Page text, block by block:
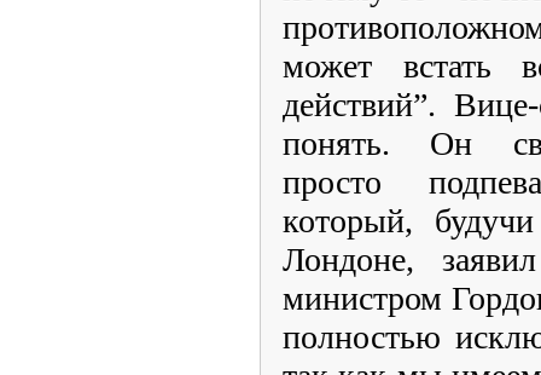
может встать
действий”.
понять. Он
просто
который,
Лондоне,
министром
полностью